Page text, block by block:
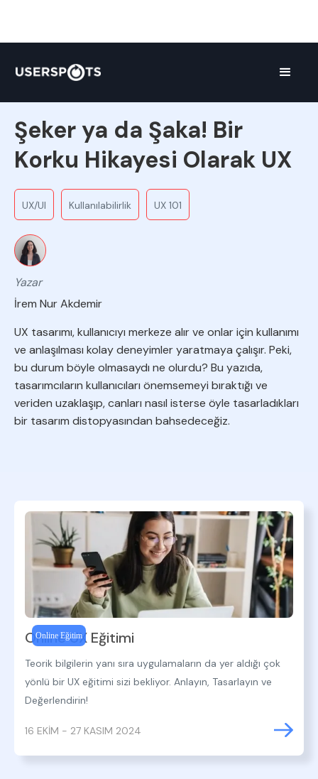
Şeker ya da Şaka! Bir
Korku Hikayesi Olarak UX
Yazar
İrem Nur Akdemir
UX/UI Kullanılabilirlik UX 101
UX tasarımı, kullanıcıyı merkeze alır ve onlar için kullanımı
ve anlaşılması kolay deneyimler yaratmaya çalışır. Peki,
bu durum böyle olmasaydı ne olurdu? Bu yazıda,
tasarımcıların kullanıcıları önemsemeyi bıraktığı ve
veriden uzaklaşıp, canları nasıl isterse öyle tasarladıkları
bir tasarım distopyasından bahsedeceğiz.
Online Eğitim
Online UX Eğitimi
Teorik bilgilerin yanı sıra uygulamaların da yer aldığı çok
yönlü bir UX eğitimi sizi bekliyor. Anlayın, Tasarlayın ve
Değerlendirin!
16 EKİM - 27 KASIM 2024